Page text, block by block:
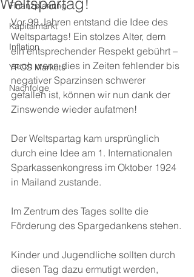
Finanzplanung
Kapitalmarkt
Inflation
YPOS Markets
Nachfolge
Vor 99 Jahren entstand die Idee des
Weltspartags! Ein stolzes Alter, dem
ein entsprechender Respekt gebührt –
auch wenn dies in Zeiten fehlender bis
negativer Sparzinsen schwerer
gefallen ist, können wir nun dank der
Zinswende wieder aufatmen!
Der Weltspartag kam ursprünglich
durch eine Idee am 1. Internationalen
Sparkassenkongress im Oktober 1924
in Mailand zustande.
Im Zentrum des Tages sollte die
Förderung des Spargedankens stehen.
Kinder und Jugendliche sollten durch
diesen Tag dazu ermutigt werden,